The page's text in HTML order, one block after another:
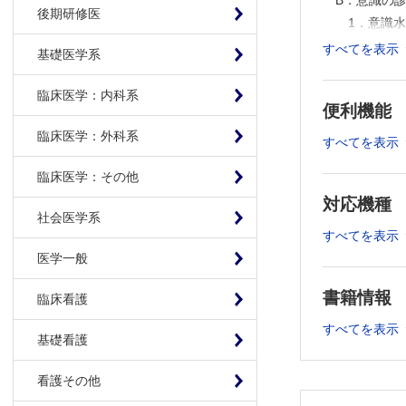
後期研修医
基礎医学系
臨床医学：内科系
臨床医学：外科系
臨床医学：その他
社会医学系
医学一般
臨床看護
基礎看護
看護その他
1．意識
2．意識の
2．高次脳
D．顔面と
3．動眼
外転神経
5．顔面
6．聴神経
8．副神
9．舌下
すべてを表示
便利機能
すべてを表示
対応機種
すべてを表示
書籍情報
すべてを表示